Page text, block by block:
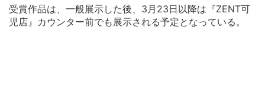
受賞作品は、一般展示した後、3月23日以降は『ZENT可
児店』カウンター前でも展示される予定となっている。